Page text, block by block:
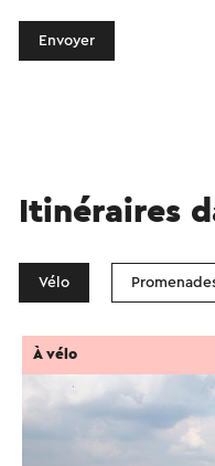
Envoyer
Itinéraires
Vélo
À vélo